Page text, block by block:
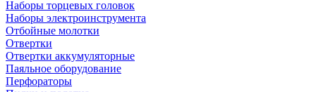
Наборы торцевых головок
Наборы электроинструмента
Отбойные молотки
Отвертки
Отвертки аккумуляторные
Паяльное оборудование
Перфораторы